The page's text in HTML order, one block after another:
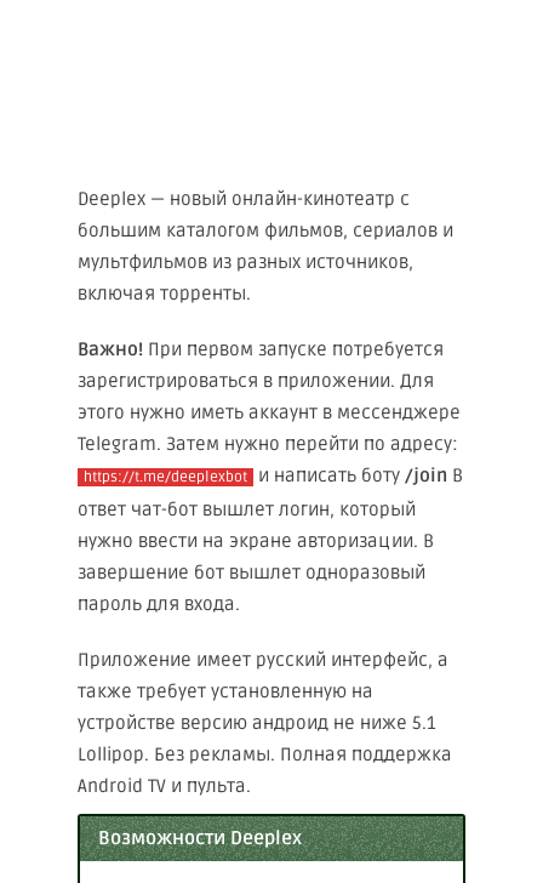
Deeplex — новый онлайн-кинотеатр с
большим каталогом фильмов, сериалов и
мультфильмов из разных источников,
включая торренты.
Важно! При первом запуске потребуется
зарегистрироваться в приложении. Для
этого нужно иметь аккаунт в мессенджере
Telegram. Затем нужно перейти по адресу:
https://t.me/deeplexbot и написать боту /join В
ответ чат-бот вышлет логин, который
нужно ввести на экране авторизации. В
завершение бот вышлет одноразовый
пароль для входа.
Приложение имеет русский интерфейс, а
также требует установленную на
устройстве версию андроид не ниже 5.1
Lollipop. Без рекламы. Полная поддержка
Android TV и пульта.
Возможности Deeplex